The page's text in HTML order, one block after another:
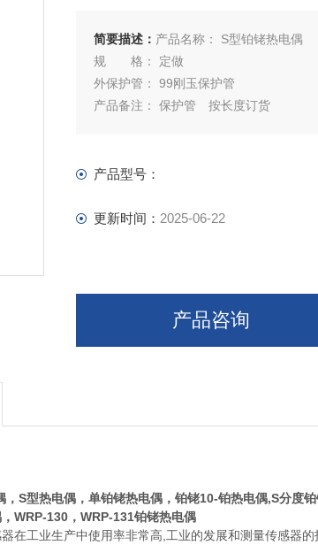
简要描述： 产品名称： S型铂铑热电偶
规 格： 定做
外保护管： 99刚玉保护管
产品备注： 保护管 按长度订货
关键词：S型铂铑热电偶，S型热电偶，
产品型号：
更新时间： 2025-06-22
产品咨询
，S型热电偶，单铂铑热电偶，铂铑10-铂热电偶,S分度
WRP-130，WRP-131铂铑热电偶
工业生产中使用率非常高,工业的发展和测量传感器的